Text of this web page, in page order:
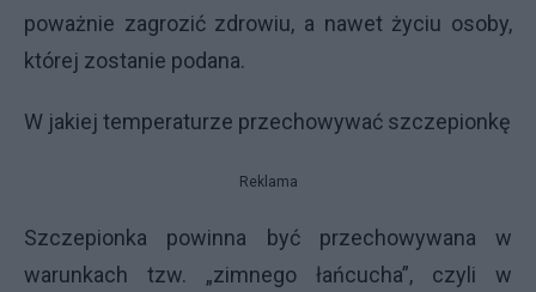
poważnie zagrozić zdrowiu, a nawet życiu osoby,
której zostanie podana.
W jakiej temperaturze przechowywać szczepionkę
Reklama
Szczepionka powinna być przechowywana w
warunkach tzw. „zimnego łańcucha”, czyli w